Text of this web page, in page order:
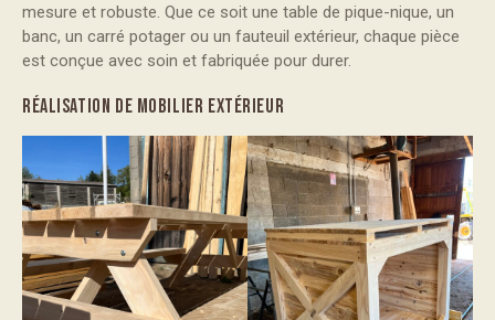
mesure et robuste. Que ce soit une table de pique-nique, un
banc, un carré potager ou un fauteuil extérieur, chaque pièce
est conçue avec soin et fabriquée pour durer.
RÉALISATION DE MOBILIER EXTÉRIEUR